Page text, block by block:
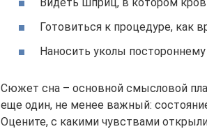
Готовиться к процедуре, как
Наносить уколы постороннему
Сюжет сна – основной смысловой
еще один, не менее важный:
Оцените, с какими чувствами открыли